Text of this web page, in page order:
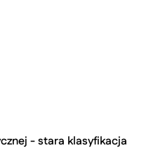
- stara klasyfikacja